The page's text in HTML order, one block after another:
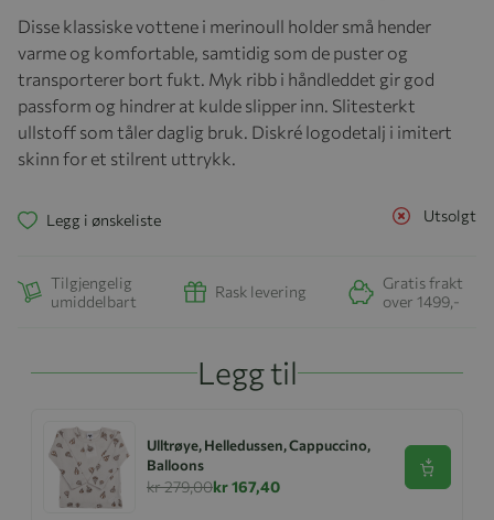
Disse klassiske vottene i merinoull holder små hender
varme og komfortable, samtidig som de puster og
transporterer bort fukt. Myk ribb i håndleddet gir god
passform og hindrer at kulde slipper inn. Slitesterkt
ullstoff som tåler daglig bruk. Diskré logodetalj i imitert
skinn for et stilrent uttrykk.
Utsolgt
Legg i ønskeliste
Tilgjengelig
umiddelbart
Rask levering
Gratis frakt
over 1499,-
Legg til
Ulltrøye, Helledussen, Cappuccino,
Balloons
kr 279,00kr 167,40
Se